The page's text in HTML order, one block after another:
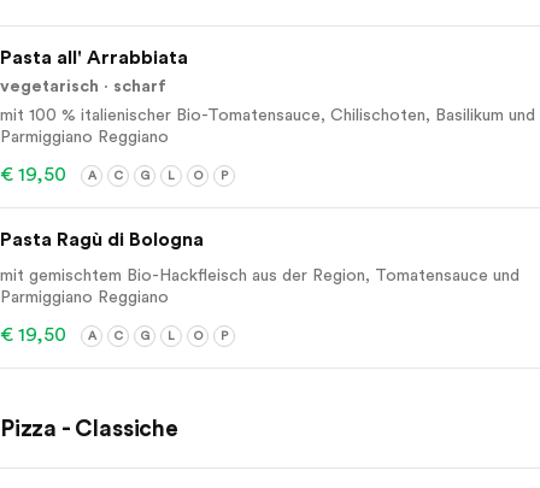
Pasta all' Arrabbiata
vegetarisch
scharf
mit 100 % italienischer Bio-Tomatensauce, Chilischoten, Basilikum und
Parmiggiano Reggiano
€ 19,50 A C G L O P
Pasta Ragù di Bologna
mit gemischtem Bio-Hackfleisch aus der Region, Tomatensauce und
Parmiggiano Reggiano
€ 19,50 A C G L O P
Pizza - Classiche